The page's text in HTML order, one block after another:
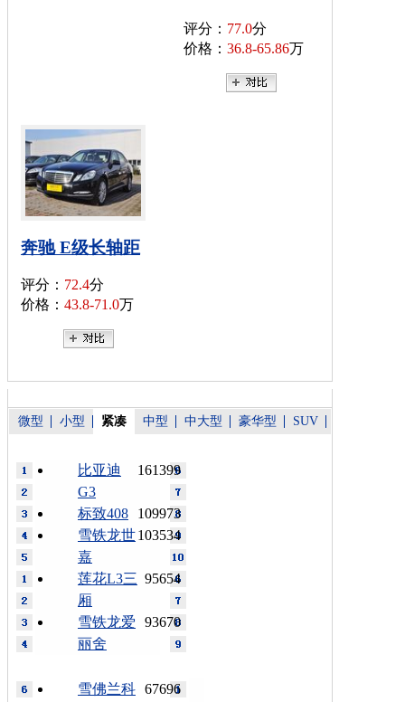
评分： 77.0分
价格： 36.8-65.86万
奔驰 E级长轴距
评分： 72.4分
价格： 43.8-71.0万
微型 小型 紧凑 中型 中大型 豪华型 SUV
161399
比亚迪
G3
109973
标致408
103534
雪铁龙世
嘉
95654
莲花L3三
厢
93670
雪铁龙爱
丽舍
67696
雪佛兰科